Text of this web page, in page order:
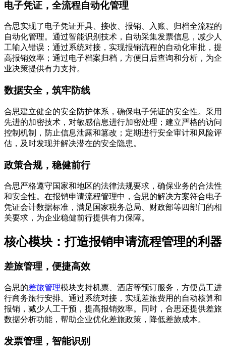
电子凭证，全流程自动化管理
合思实现了电子凭证开具、接收、报销、入账、归档全流程的
自动化管理。通过智能识别技术，自动采集发票信息，减少人
工输入错误；通过系统对接，实现报销流程的自动化审批，提
高报销效率；通过电子档案归档，方便日后查询和分析，为企
业决策提供有力支持。
数据安全，筑牢防线
合思建立健全的安全防护体系，确保电子凭证的安全性。采用
先进的加密技术，对敏感信息进行加密处理；建立严格的访问
控制机制，防止信息泄露和篡改；定期进行安全审计和风险评
估，及时发现并解决潜在的安全隐患。
政策合规，稳健前行
合思严格遵守国家和地区的法律法规要求，确保业务的合法性
和安全性。在报销申请流程管理中，合思的解决方案符合电子
凭证会计数据标准，满足国家税务总局、财政部等四部门的相
关要求，为企业稳健前行提供有力保障。
核心模块：打造报销申请流程管理的利器
差旅管理，便捷高效
合思的差旅管理模块支持机票、酒店等预订服务，方便员工进
行商务旅行安排。通过系统对接，实现差旅费用的自动核算和
报销，减少人工干预，提高报销效率。同时，合思还提供差旅
数据分析功能，帮助企业优化差旅政策，降低差旅成本。
发票管理，智能识别